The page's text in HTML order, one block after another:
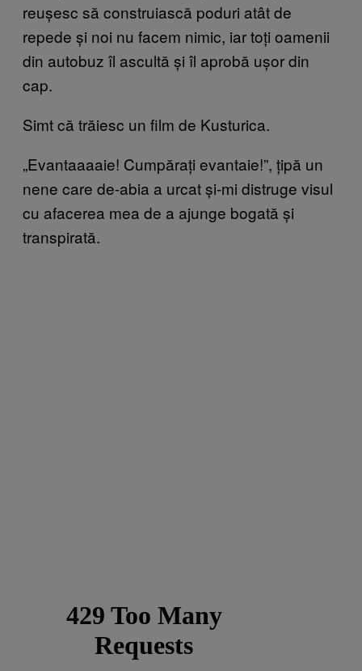
reușesc să construiască poduri atât de
repede și noi nu facem nimic, iar toți oamenii
din autobuz îl ascultă și îl aprobă ușor din
cap.
Simt că trăiesc un film de Kusturica.
„Evantaaaaie! Cumpărați evantaie!”, țipă un
nene care de-abia a urcat și-mi distruge visul
cu afacerea mea de a ajunge bogată și
transpirată.